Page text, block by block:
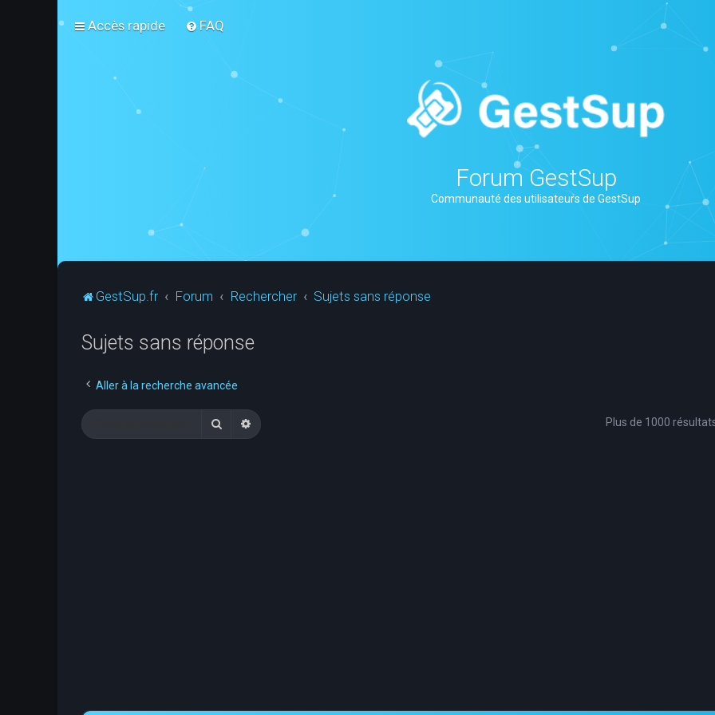
Accès rapide FAQ
Forum GestSup
Communauté des utilisateurs de GestSup
GestSup.fr Forum Rechercher Sujets sans réponse
Sujets sans réponse
Aller à la recherche avancée
RechercherRecherche avancée Plus de 1000